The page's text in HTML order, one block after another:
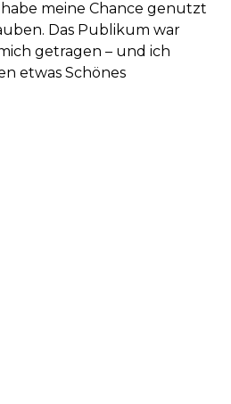
meine Chance genutzt
Das Publikum war
getragen – und ich
etwas Schönes